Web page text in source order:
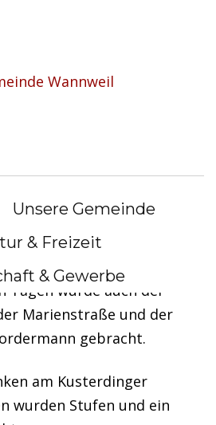
Unsere Gemeinde
& Freizeit
& Gewerbe
für Sie im
unseres Bauhofes blüht
Straße.
Tagen wurde auch der
Marienstraße und der
gebracht.
am Kusterdinger
wurden Stufen und ein